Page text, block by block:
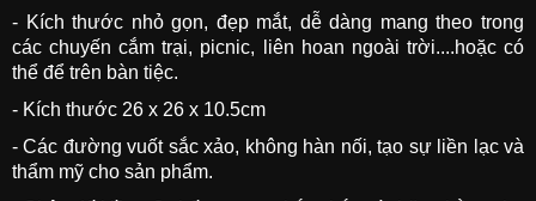
- Kích thước nhỏ gọn, đẹp mắt, dễ dàng mang theo trong
các chuyến cắm trại, picnic, liên hoan ngoài trời....hoặc có
thể để trên bàn tiệc.
- Kích thước 26 x 26 x 10.5cm
- Các đường vuốt sắc xảo, không hàn nối, tạo sự liền lạc và
thẩm mỹ cho sản phẩm.